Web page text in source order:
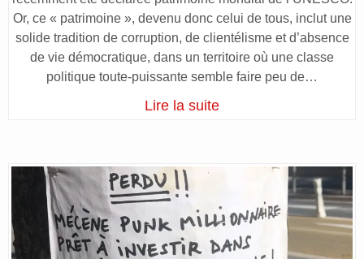
Or, ce « patrimoine », devenu donc celui de tous, inclut une
solide tradition de corruption, de clientélisme et d’absence
de vie démocratique, dans un territoire où une classe
politique toute-puissante semble faire peu de…
Lire la suite